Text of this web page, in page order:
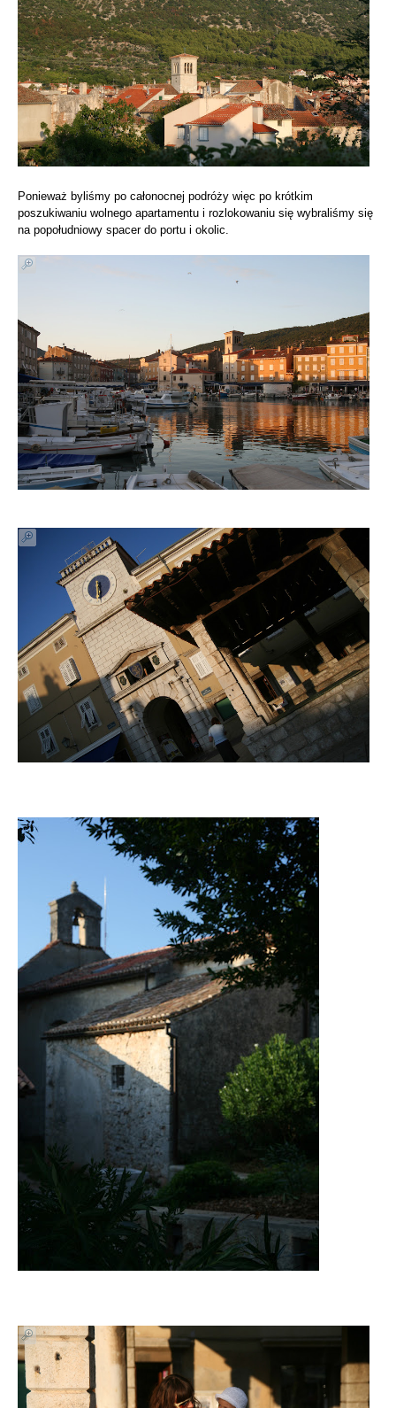
Ponieważ byliśmy po całonocnej podróży więc po krótkim
poszukiwaniu wolnego apartamentu i rozlokowaniu się wybraliśmy się
na popołudniowy spacer do portu i okolic.